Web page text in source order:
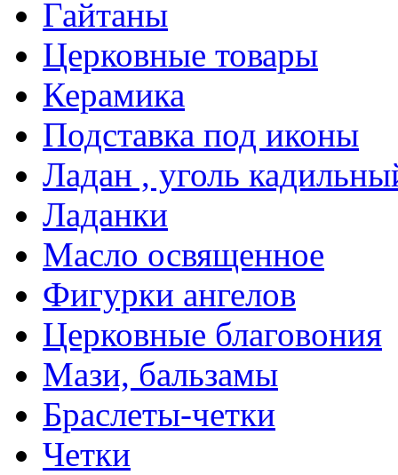
Гайтаны
Церковные товары
Керамика
Подставка под иконы
Ладан , уголь
Ладанки
Масло освященное
Фигурки ангелов
Церковные благовония
Мази, бальзамы
Браслеты-четки
Четки